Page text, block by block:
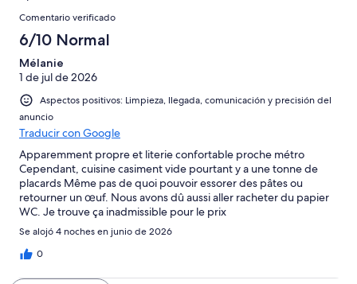
Excelente
Bueno
puntuación
de
Normal
puntuación
de
Mediocre
con
una
puntuación
de
Horrible
Comentarios
Comentario verificado
6/10 Normal
Mélanie
1 de jul de 2026
Aspectos positivos: Limpieza, llegada, comunicación y precisión del
anuncio
Traducir con Google
Apparemment propre et literie confortable proche métro
Cependant, cuisine casiment vide pourtant y a une tonne de
placards Même pas de quoi pouvoir essorer des pâtes ou
retourner un œuf. Nous avons dû aussi aller racheter du papier
WC. Je trouve ça inadmissible pour le prix
Se alojó 4 noches en junio de 2026
0